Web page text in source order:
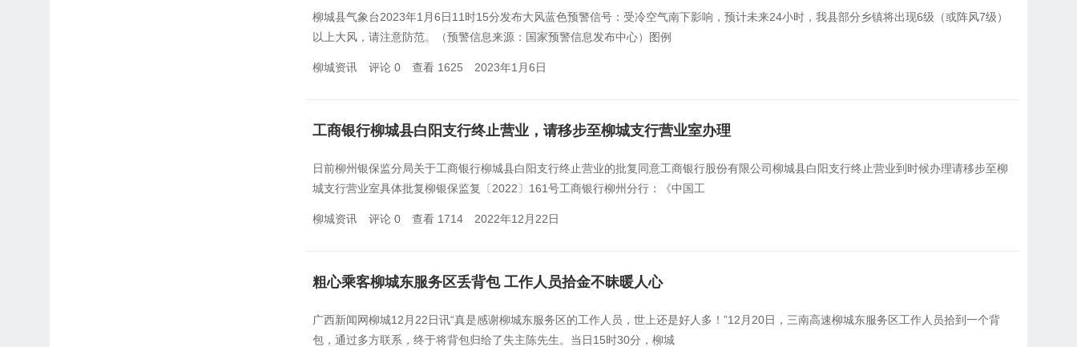
柳城县气象台2023年1月6日11时15分发布大风蓝色预警信号：受冷空气南下影响，预计未来24小时，我县部分乡镇将出现6级（或阵风7级）
以上大风，请注意防范。（预警信息来源：国家预警信息发布中心）图例
柳城资讯 评论 0 查看 1625 2023年1月6日
工商银行柳城县白阳支行终止营业，请移步至柳城支行营业室办理
日前柳州银保监分局关于工商银行柳城县白阳支行终止营业的批复同意工商银行股份有限公司柳城县白阳支行终止营业到时候办理请移步至柳
城支行营业室具体批复柳银保监复〔2022〕161号工商银行柳州分行：《中国工
柳城资讯 评论 0 查看 1714 2022年12月22日
粗心乘客柳城东服务区丢背包 工作人员拾金不昧暖人心
广西新闻网柳城12月22日讯“真是感谢柳城东服务区的工作人员，世上还是好人多！”12月20日，三南高速柳城东服务区工作人员拾到一个背
包，通过多方联系，终于将背包归给了失主陈先生。当日15时30分，柳城